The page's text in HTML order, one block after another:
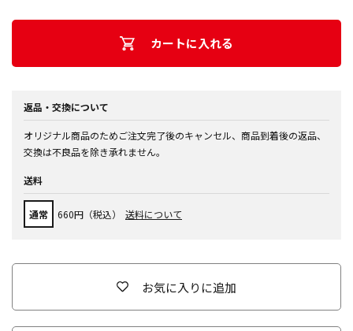
カートに入れる
返品・交換について
オリジナル商品のためご注文完了後のキャンセル、商品到着後の返品、
交換は不良品を除き承れません。
送料
通常 660円（税込） 送料について
お気に入りに追加